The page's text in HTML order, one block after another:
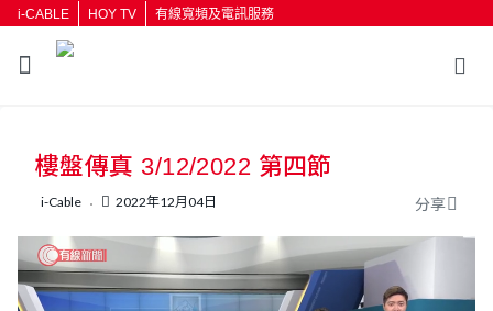
i-CABLE HOY TV 有線寬頻及電訊服務
按輸入鍵開始搜尋
樓盤傳真 3/12/2022 第四節
i-Cable 2022年12月04日 分享